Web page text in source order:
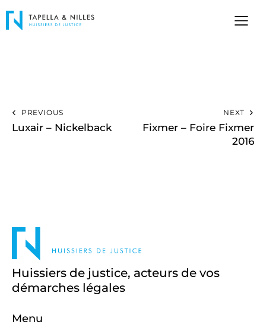
PREVIOUS
Luxair – Nickelback
NEXT
Fixmer – Foire Fixmer
2016
Huissiers de justice, acteurs de vos
démarches légales
Menu